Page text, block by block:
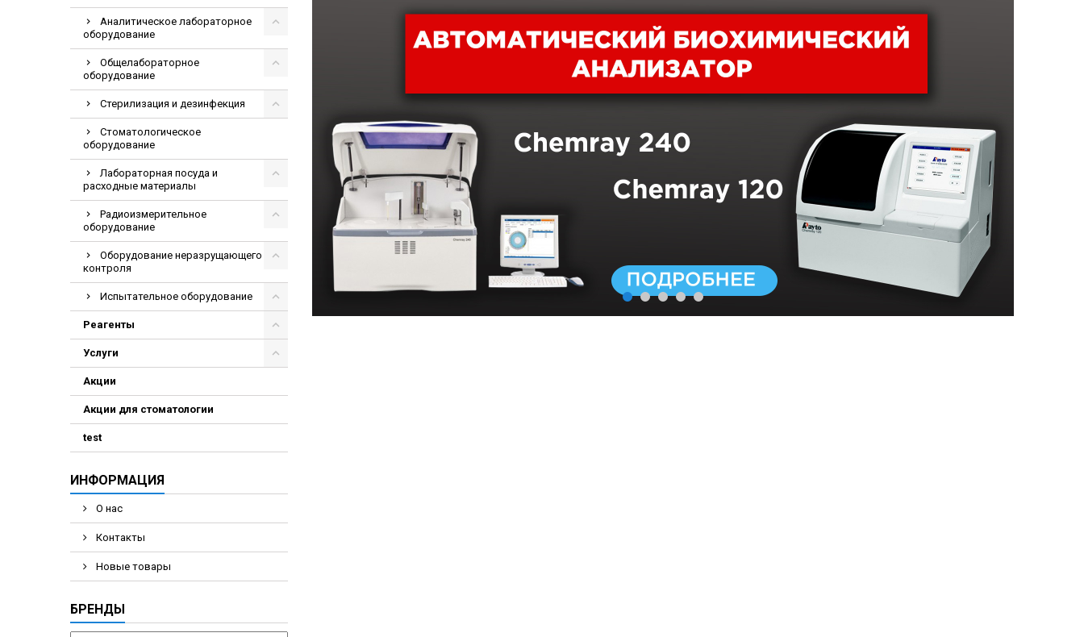
Аналитическое лабораторное
оборудование
Общелабораторное
оборудование
Стерилизация и дезинфекция
Стоматологическое
оборудование
Лабораторная посуда и
расходные материалы
Радиоизмерительное
оборудование
Оборудование неразрущающего
контроля
Испытательное оборудование
Реагенты
Услуги
Акции
Акции для стоматологии
test
ИНФОРМАЦИЯ
О нас
Контакты
Новые товары
БРЕНДЫ